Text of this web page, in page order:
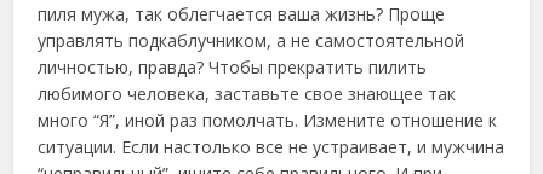
пиля мужа, так облегчается ваша жизнь? Проще
управлять подкаблучником, а не самостоятельной
личностью, правда? Чтобы прекратить пилить
любимого человека, заставьте свое знающее так
много “Я”, иной раз помолчать. Измените отношение к
ситуации. Если настолько все не устраивает, и мужчина